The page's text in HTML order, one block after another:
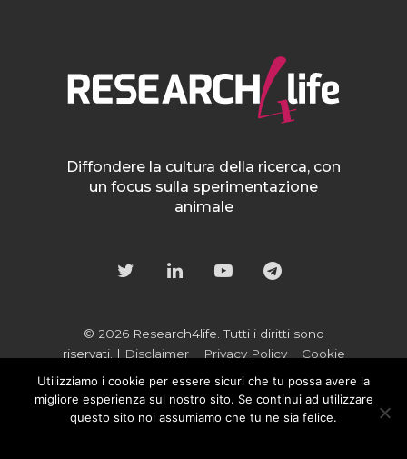
Diffondere la cultura della ricerca, con
un focus sulla sperimentazione
animale
© 2026 Research4life. Tutti i diritti sono
riservati. | Disclaimer Privacy Policy
Cookie
Powered by:Zadig srl
Utilizziamo i cookie per essere sicuri che tu possa avere la
migliore esperienza sul nostro sito. Se continui ad utilizzare
questo sito noi assumiamo che tu ne sia felice.